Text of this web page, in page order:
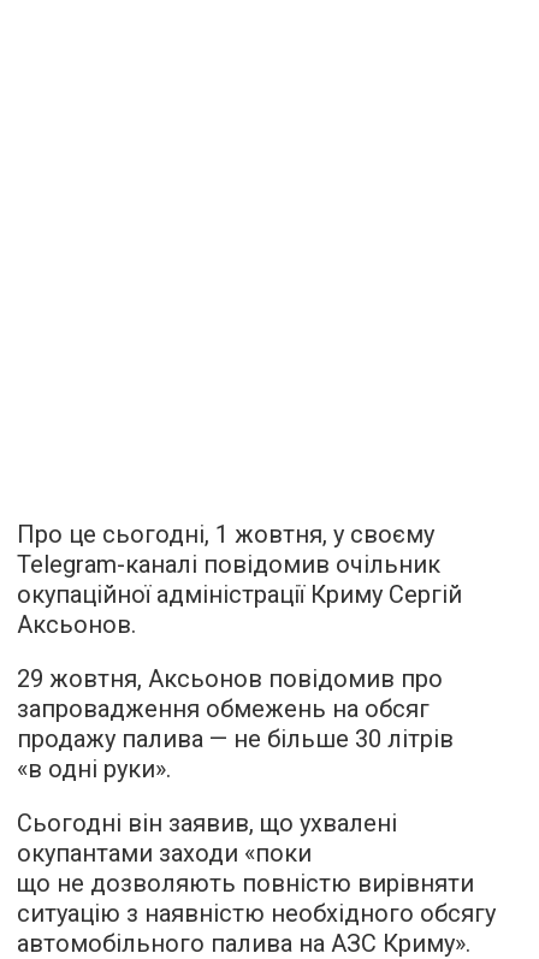
Про це сьогодні, 1 жовтня, у своєму
Telegram-каналі повідомив очільник
окупаційної адміністрації Криму Сергій
Аксьонов.
29 жовтня, Аксьонов повідомив про
запровадження обмежень на обсяг
продажу палива — не більше 30 літрів
«в одні руки».
Сьогодні він заявив, що ухвалені
окупантами заходи «поки
що не дозволяють повністю вирівняти
ситуацію з наявністю необхідного обсягу
автомобільного палива на АЗС Криму».